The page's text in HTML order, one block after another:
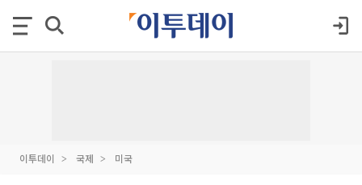
이투데이 국제 미국